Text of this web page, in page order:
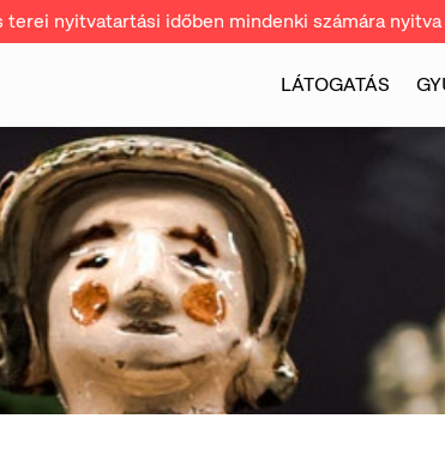
nyitvatartási időben mindenki számára nyitva
LÁTOGATÁS